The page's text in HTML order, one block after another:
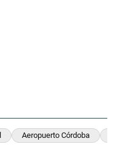
Aeropuerto Córdoba